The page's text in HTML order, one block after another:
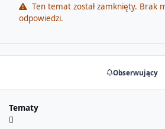
Ten temat został zamknięty. Brak
odpowiedzi.
Obserwujący
Tematy